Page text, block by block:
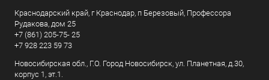
Краснодарский край, г Краснодар, п Березовый, Профессора
Рудакова, дом 25
+7 (861) 205-75- 25
+7 928 223 59 73
Новосибирская обл., Г.О. Город Новосибирск, ул. Планетная, д.30,
корпус 1, эт.1.